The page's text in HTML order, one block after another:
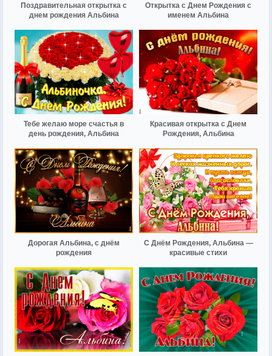
Поздравительная открытка с
днем рождения Альбина
Открытка с Днем Рождения с
именем Альбина
Тебе желаю море счастья в
день рождения, Альбина
Красивая открытка с Днем
Рождения, Альбина
Дорогая Альбина, с днём
рождения
С Днём Рождения, Альбина —
красивые стихи